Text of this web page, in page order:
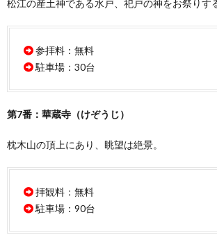
松江の産土神である水戸、祀戸の神をお祭りす
参拝料：無料
駐車場：30台
第7番：華蔵寺（けぞうじ）
枕木山の頂上にあり、眺望は絶景。
拝観料：無料
駐車場：90台